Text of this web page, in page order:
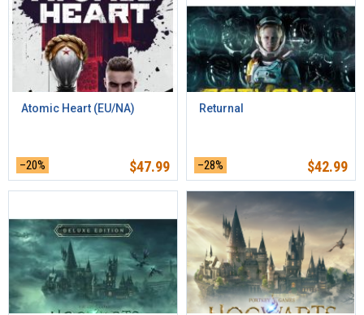
Atomic Heart (EU/NA)
–20% $47.99
Returnal
–28% $42.99